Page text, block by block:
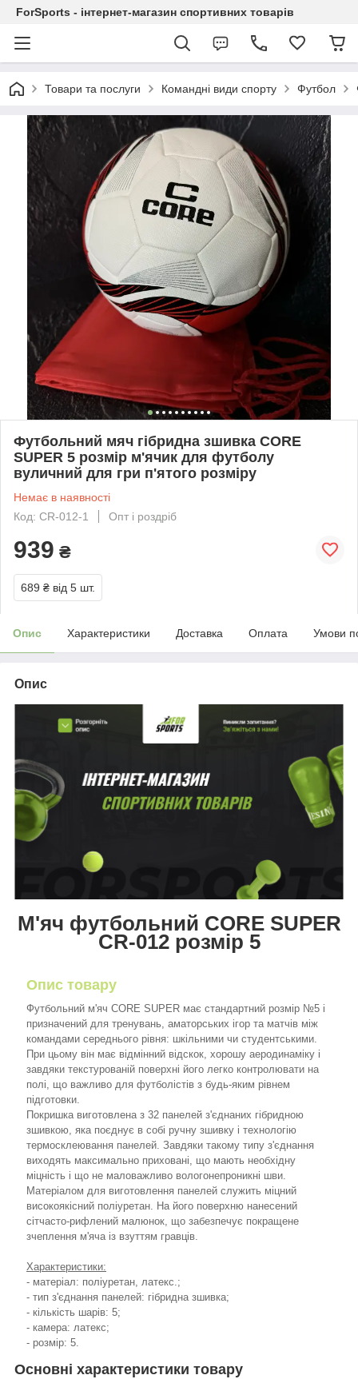
ForSports - інтернет-магазин спортивних товарів
Товари та послуги Командні види спорту Футбол
Футбольний мяч гібридна зшивка CORE
SUPER 5 розмір м'ячик для футболу
вуличний для гри п'ятого розміру
Немає в наявності
Код: CR-012-1
Опт і роздріб
939 ₴
689 ₴ від 5 шт.
Опис Характеристики Доставка Оплата Умови
Опис
М'яч футбольний CORE SUPER
CR-012 розмір 5
Опис товару
Футбольний м'яч CORE SUPER має стандартний розмір №5 і
призначений для тренувань, аматорських ігор та матчів між
командами середнього рівня: шкільними чи студентськими.
При цьому він має відмінний відскок, хорошу аеродинаміку і
завдяки текстурованій поверхні його легко контролювати на
полі, що важливо для футболістів з будь-яким рівнем
підготовки.
Покришка виготовлена з 32 панелей з'єднаних гібридною
зшивкою, яка поєднує в собі ручну зшивку і технологію
термосклеювання панелей. Завдяки такому типу з'єднання
виходять максимально приховані, що мають необхідну
міцність і що не маловажливо вологонепроникні шви.
Матеріалом для виготовлення панелей служить міцний
високоякісний поліуретан. На його поверхню нанесений
сітчасто-рифлений малюнок, що забезпечує покращене
зчеплення м'яча із взуттям гравців.
Характеристики:
- матеріал: поліуретан, латекс.;
- тип з'єднання панелей: гібридна зшивка;
- кількість шарів: 5;
- камера: латекс;
- розмір: 5.
Основні характеристики товару